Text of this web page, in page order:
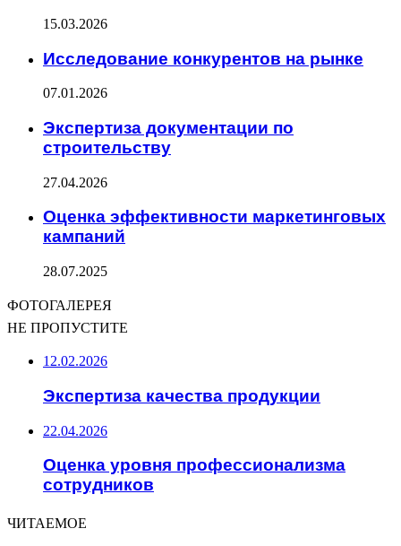
15.03.2026
Исследование конкурентов на рынке
07.01.2026
Экспертиза документации по
строительству
27.04.2026
Оценка эффективности маркетинговых
кампаний
28.07.2025
ФОТОГАЛЕРЕЯ
НЕ ПРОПУСТИТЕ
12.02.2026
Экспертиза качества продукции
22.04.2026
Оценка уровня профессионализма
сотрудников
ЧИТАЕМОЕ